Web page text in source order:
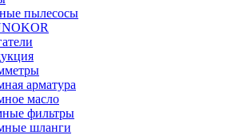
пылесосы
арматура
масло
фильтры
шланги